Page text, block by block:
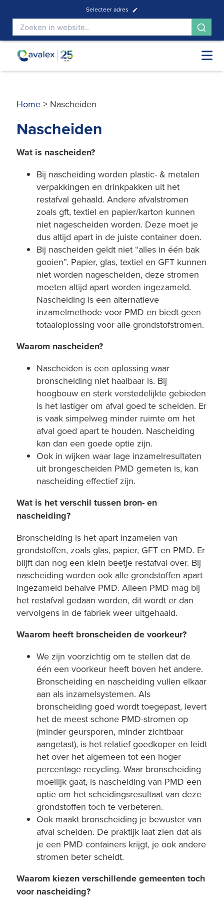
Selecteer adres
Home > Nascheiden
Nascheiden
Wat is nascheiden?
Bij nascheiding worden plastic- & metalen
verpakkingen en drinkpakken uit het
restafval gehaald. Andere afvalstromen
zoals gft, textiel en papier/karton kunnen
niet nagescheiden worden. Deze moet je
dus altijd apart in de juiste container doen.
Bij nascheiden geldt niet “alles in één bak
gooien”. Papier, glas, textiel en GFT kunnen
niet worden nagescheiden, deze stromen
moeten altijd apart worden ingezameld.
Nascheiding is een alternatieve
inzamelmethode voor PMD en biedt geen
totaaloplossing voor alle grondstofstromen.
Waarom nascheiden?
Nascheiden is een oplossing waar
bronscheiding niet haalbaar is. Bij
hoogbouw en sterk verstedelijkte gebieden
is het lastiger om afval goed te scheiden. Er
is vaak simpelweg minder ruimte om het
afval goed apart te houden. Nascheiding
kan dan een goede optie zijn.
Ook in wijken waar lage inzamelresultaten
uit brongescheiden PMD gemeten is, kan
nascheiding effectief zijn.
Wat is het verschil tussen bron- en
nascheiding?
Bronscheiding is het apart inzamelen van
grondstoffen, zoals glas, papier, GFT en PMD. Er
blijft dan nog een klein beetje restafval over. Bij
nascheiding worden ook alle grondstoffen apart
ingezameld behalve PMD. Alleen PMD mag bij
het restafval gedaan worden, dit wordt er dan
vervolgens in de fabriek weer uitgehaald.
Waarom heeft bronscheiden de voorkeur?
We zijn voorzichtig om te stellen dat de
één een voorkeur heeft boven het andere.
Bronscheiding en nascheiding vullen elkaar
aan als inzamelsystemen. Als
bronscheiding goed wordt toegepast, levert
het de meest schone PMD-stromen op
(minder geursporen, minder zichtbaar
aangetast), is het relatief goedkoper en leidt
het over het algemeen tot een hoger
percentage recycling. Waar bronscheiding
moeilijk gaat, is nascheiding van PMD een
optie om het scheidingsresultaat van deze
grondstoffen toch te verbeteren.
Ook maakt bronscheiding je bewuster van
afval scheiden. De praktijk laat zien dat als
je een PMD containers krijgt, je ook andere
stromen beter scheidt.
Waarom kiezen verschillende gemeenten toch
voor nascheiding?